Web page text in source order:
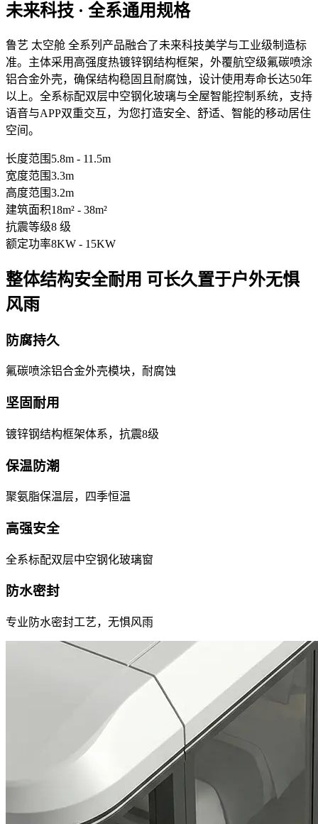
未来科技 · 全系通用规格
鲁艺 太空舱 全系列产品融合了未来科技美学与工业级制造标
准。主体采用 高强度热镀锌钢结构框架，外覆航空级氟碳喷涂
铝合金外壳，确保结构稳固且耐腐蚀，设计使用寿命长达50年
以上。全系标配双层中空钢化玻璃与全屋智能控制系统，支持
语音与APP双重交互，为您打造安全、舒适、智能的移动居住
空间。
长度范围 5.8m - 11.5m
宽度范围3.3m
高度范围3.2m
建筑面积18m² - 38m²
抗震等级8 级
额定功率8KW - 15KW
整体结构安全耐用 可长久置于户外无惧
风雨
防腐持久
氟碳喷涂铝合金外壳模块，耐腐蚀
坚固耐用
镀锌钢结构框架体系，抗震8级
保温防潮
聚氨脂保温层，四季恒温
高强安全
全系标配双层中空钢化玻璃窗
防水密封
专业防水密封工艺，无惧风雨